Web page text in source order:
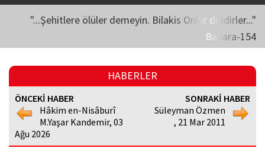
"...Şehitlere ölüler demeyin. Bilakis Onlar diridirler..."
Bakara-154
HABERLER
ÖNCEKİ HABER
Hâkim en-Nisâburî
M.Yaşar Kandemir, 03
Ağu 2026
SONRAKİ HABER
Süleyman Özmen
, 21 Mar 2011